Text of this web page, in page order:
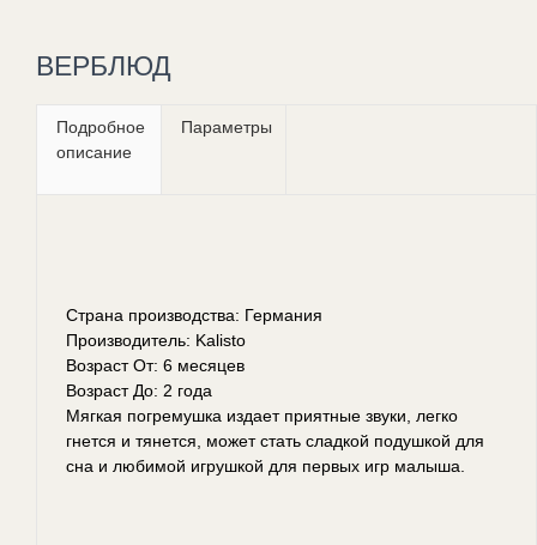
ВЕРБЛЮД
Подробное
описание
Параметры
Страна производства: Германия
Производитель: Kalisto
Возраст От: 6 месяцев
Возраст До: 2 года
Мягкая погремушка издает приятные звуки, легко
гнется и тянется, может стать сладкой подушкой для
сна и любимой игрушкой для первых игр малыша.